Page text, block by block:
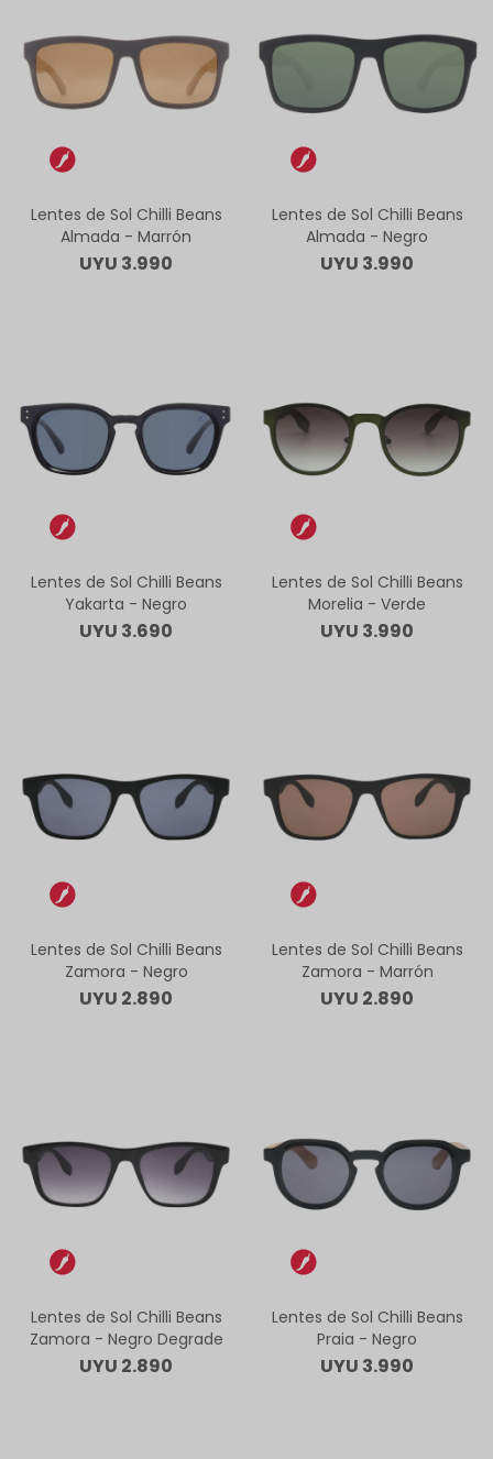
Lentes de Sol Chilli Beans
Almada - Marrón
UYU 3.990
Lentes de Sol Chilli Beans
Almada - Negro
UYU 3.990
Lentes de Sol Chilli Beans
Yakarta - Negro
UYU 3.690
Lentes de Sol Chilli Beans
Morelia - Verde
UYU 3.990
Lentes de Sol Chilli Beans
Zamora - Negro
UYU 2.890
Lentes de Sol Chilli Beans
Zamora - Marrón
UYU 2.890
Lentes de Sol Chilli Beans
Zamora - Negro Degrade
UYU 2.890
Lentes de Sol Chilli Beans
Praia - Negro
UYU 3.990